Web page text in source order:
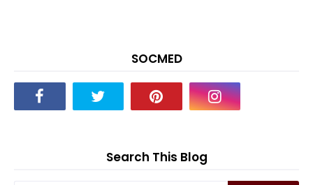
SOCMED
Search This Blog